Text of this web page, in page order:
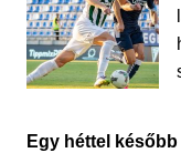
Egy héttel